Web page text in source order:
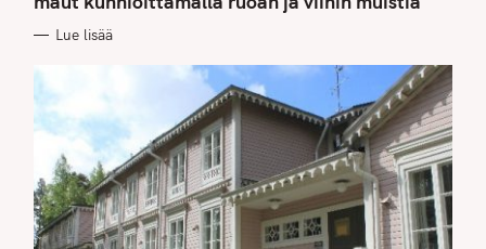
O
I
Lue lisää